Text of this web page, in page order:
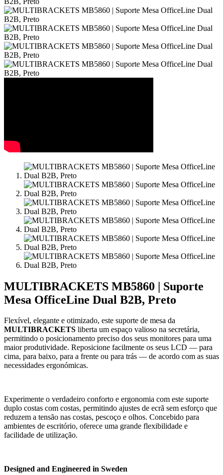
MULTIBRACKETS MB5860 | Suporte
Mesa OfficeLine Dual B2B, Preto
Flexível, elegante e otimizado, este suporte de mesa da
MULTIBRACKETS liberta um espaço valioso na secretária,
permitindo o posicionamento preciso dos seus monitores para uma
maior produtividade. Reposicione facilmente os seus LCD — para
cima, para baixo, para a frente ou para trás — de acordo com as suas
necessidades ergonómicas.
Experimente o verdadeiro conforto e ergonomia com este suporte
duplo costas com costas, permitindo ajustes de ecrã sem esforço que
reduzem a tensão nas costas, pescoço e olhos. Concebido para
ambientes de escritório, oferece uma grande flexibilidade e
facilidade de utilização.
Designed and Engineered in Sweden